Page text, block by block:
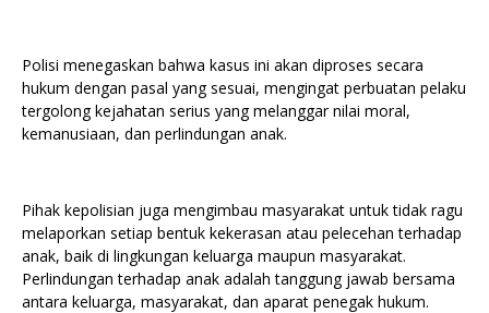
Polisi menegaskan bahwa kasus ini akan diproses secara
hukum dengan pasal yang sesuai, mengingat perbuatan pelaku
tergolong kejahatan serius yang melanggar nilai moral,
kemanusiaan, dan perlindungan anak.
Pihak kepolisian juga mengimbau masyarakat untuk tidak ragu
melaporkan setiap bentuk kekerasan atau pelecehan terhadap
anak, baik di lingkungan keluarga maupun masyarakat.
Perlindungan terhadap anak adalah tanggung jawab bersama
antara keluarga, masyarakat, dan aparat penegak hukum.